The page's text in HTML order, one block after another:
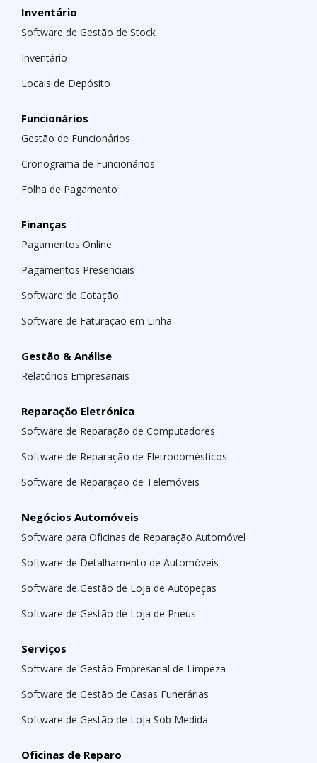
Inventário
Software de Gestão de Stock
Inventário
Locais de Depósito
Funcionários
Gestão de Funcionários
Cronograma de Funcionários
Folha de Pagamento
Finanças
Pagamentos Online
Pagamentos Presenciais
Software de Cotação
Software de Faturação em Linha
Gestão & Análise
Relatórios Empresariais
Reparação Eletrónica
Software de Reparação de Computadores
Software de Reparação de Eletrodomésticos
Software de Reparação de Telemóveis
Negócios Automóveis
Software para Oficinas de Reparação Automóvel
Software de Detalhamento de Automóveis
Software de Gestão de Loja de Autopeças
Software de Gestão de Loja de Pneus
Serviços
Software de Gestão Empresarial de Limpeza
Software de Gestão de Casas Funerárias
Software de Gestão de Loja Sob Medida
Oficinas de Reparo